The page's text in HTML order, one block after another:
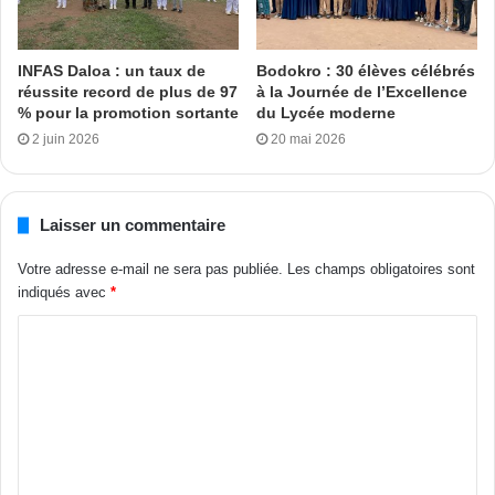
Tags Cheick Moustapha Sonta Wazidfa internationale
INFAS Daloa : un taux de
réussite record de plus de 97
% pour la promotion sortante
2 juin 2026
Bodokro : 30 élèves célébrés
à la Journée de l’Excellence
du Lycée moderne
20 mai 2026
Laisser un commentaire
Votre adresse e-mail ne sera pas publiée. Les champs obligatoires sont
indiqués avec *